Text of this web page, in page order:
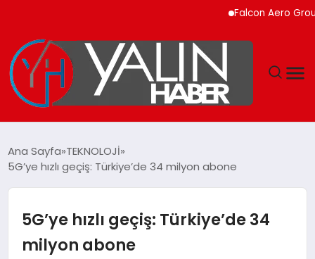
Falcon Aero Group,
SPOR
DÜNYA
EKONOMİ
Ana Sayfa TEKNOLOJİ
5G’ye hızlı geçiş: Türkiye’de 34 milyon abone
5G’ye hızlı geçiş: Türkiye’de 34
milyon abone